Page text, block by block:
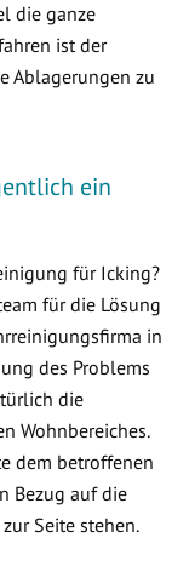
die ganze
ist der
Ablagerungen zu
ein
für Icking?
für die Lösung
in
des Problems
die
Wohnbereiches.
dem betroffenen
Bezug auf die
Seite stehen.